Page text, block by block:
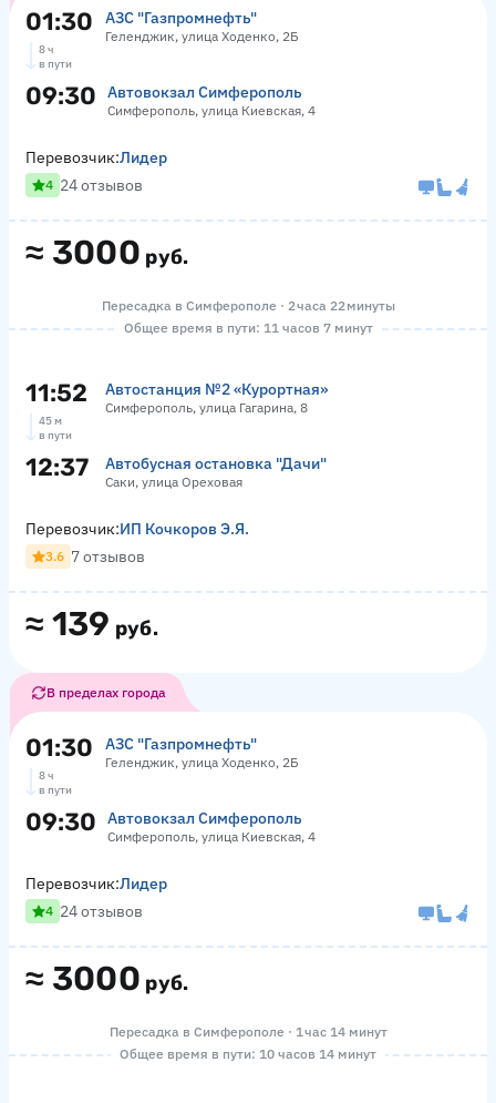
01:30 АЗС "Газпромнефть"
Геленджик, улица Ходенко, 2Б
8 ч
в пути
09:30 Автовокзал Симферополь
Симферополь, улица Киевская, 4
≈ 3000 руб.
Перевозчик:Лидер
4 24 отзывов
Пересадка в Симферополе · 2 часа 22 минуты
Общее время в пути: 11 часов 7 минут
11:52 Автостанция №2 «Курортная»
Симферополь, улица Гагарина, 8
45 м
в пути
12:37 Автобусная остановка "Дачи"
Саки, улица Ореховая
≈ 139 руб.
Перевозчик:ИП Кочкоров Э.Я.
3.6 7 отзывов
В пределах города
01:30 АЗС "Газпромнефть"
Геленджик, улица Ходенко, 2Б
8 ч
в пути
09:30 Автовокзал Симферополь
Симферополь, улица Киевская, 4
≈ 3000 руб.
Перевозчик:Лидер
4 24 отзывов
Пересадка в Симферополе · 1 час 14 минут
Общее время в пути: 10 часов 14 минут